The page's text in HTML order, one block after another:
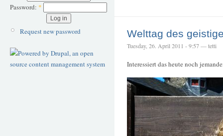
Password: *
Request new password Welttag des
Tuesday, 26. April 2011 - 9:57 — tetti
Interessiert das heute noch